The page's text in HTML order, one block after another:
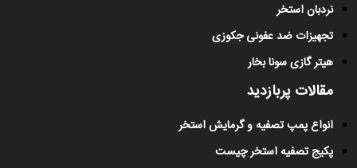
نردبان استخر
تجهیزات ضد عفونی جکوزی
هیتر گازی سونا بخار
مقالات پربازدید
انواع پمپ تصفیه و گرمایش استخر
پکیج تصفیه استخر چیست